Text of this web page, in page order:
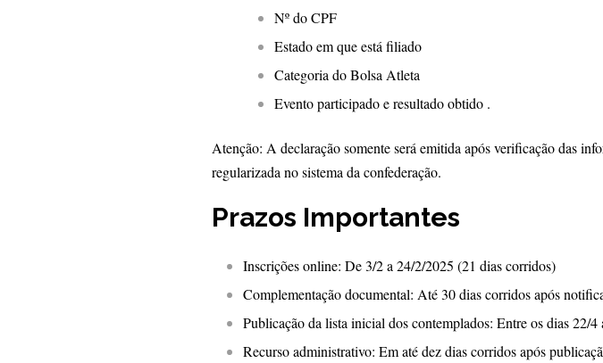
Nº do CPF
Estado em que está filiado
Categoria do Bolsa Atleta
Evento participado e resultado obtido .
Atenção: A declaração somente será emitida após verificação das
regularizada no sistema da confederação.
Prazos Importantes
Inscrições online: De 3/2 a 24/2/2025 (21 dias corridos)
Complementação documental: Até 30 dias corridos após
Publicação da lista inicial dos contemplados: Entre os dias 22/4
Recurso administrativo: Em até dez dias corridos após